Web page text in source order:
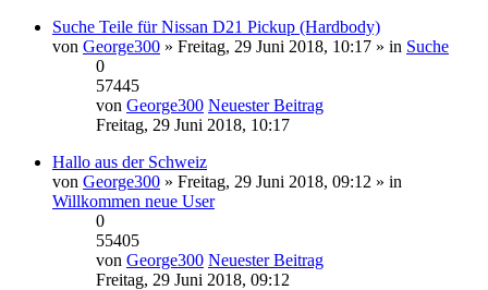
Suche Teile für Nissan D21 Pickup (Hardbody)
von George300 » Freitag, 29 Juni 2018, 10:17 » in Suche
0
57445
von George300 Neuester Beitrag
Freitag, 29 Juni 2018, 10:17
Hallo aus der Schweiz
von George300 » Freitag, 29 Juni 2018, 09:12 » in
Willkommen neue User
0
55405
von George300 Neuester Beitrag
Freitag, 29 Juni 2018, 09:12